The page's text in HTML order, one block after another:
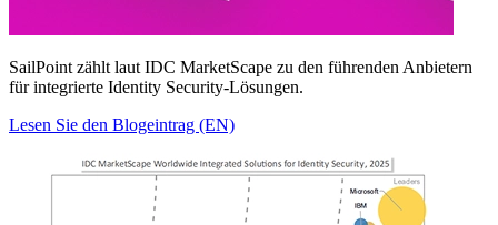
SailPoint zählt laut IDC MarketScape zu den führenden Anbietern
für integrierte Identity Security‑Lösungen.
Lesen Sie den Blogeintrag (EN)